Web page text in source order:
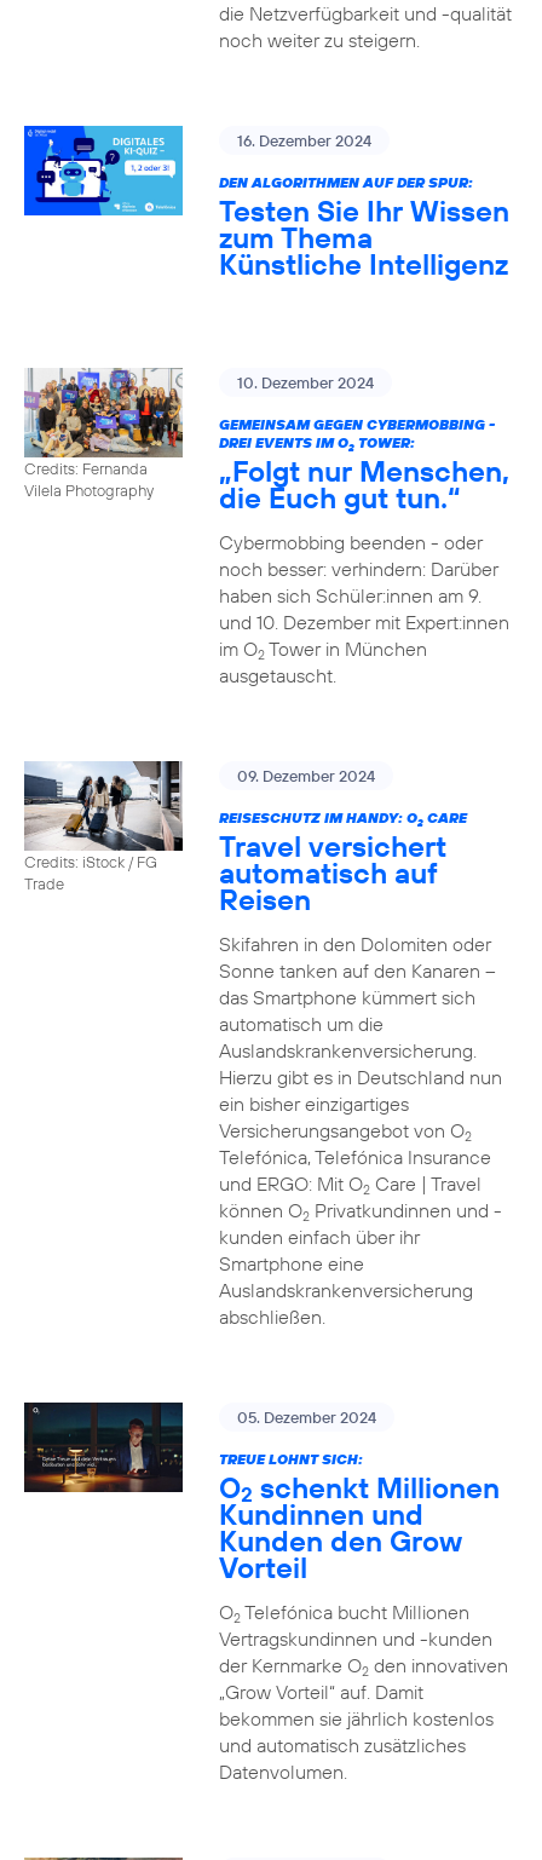
die Netzverfügbarkeit und -qualität
noch weiter zu steigern.
16. Dezember 2024
DEN ALGORITHMEN AUF DER SPUR:
Testen Sie Ihr Wissen
zum Thema
Künstliche Intelligenz
Credits: Fernanda
Vilela Photography
10. Dezember 2024
GEMEINSAM GEGEN CYBERMOBBING -
DREI EVENTS IM O2TOWER:
„Folgt nur Menschen,
die Euch gut tun.“
Cybermobbing beenden - oder
noch besser: verhindern: Darüber
haben sich Schüler:innen am 9.
und 10. Dezember mit Expert:innen
im O2Tower in München
ausgetauscht.
Credits: iStock / FG
Trade
09. Dezember 2024
REISESCHUTZ IM HANDY: O2CARE
Travel versichert
automatisch auf
Reisen
Skifahren in den Dolomiten oder
Sonne tanken auf den Kanaren –
das Smartphone kümmert sich
automatisch um die
Auslandskrankenversicherung.
Hierzu gibt es in Deutschland nun
ein bisher einzigartiges
Versicherungsangebot von O2
Telefónica, Telefónica Insurance
und ERGO: Mit O2Care | Travel
können O2Privatkundinnen und -
kunden einfach über ihr
Smartphone eine
Auslandskrankenversicherung
abschließen.
05. Dezember 2024
TREUE LOHNT SICH:
O2 schenkt Millionen
Kundinnen und
Kunden den Grow
Vorteil
O2Telefónica bucht Millionen
Vertragskundinnen und -kunden
der Kernmarke O2den innovativen
„Grow Vorteil“ auf. Damit
bekommen sie jährlich kostenlos
und automatisch zusätzliches
Datenvolumen.